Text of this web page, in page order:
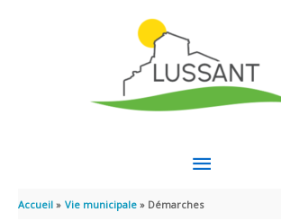
MENU
PRINCIPAL
Accueil Vie municipale Démarches